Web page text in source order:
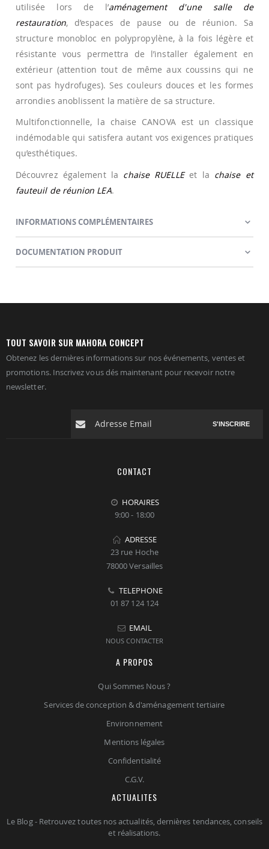
utilisée lors de l’aménagement d'une salle de
restauration, d’espaces de pause ou de réunion. Sa
structure monobloc en polypropylène, à la fois légère et
résistante vous permettra de l’installer également en
extérieur (attention tout de même aux coussins qui ne
sont pas hydrofuges). Ses couleurs douces et les formes
arrondies anoblissent la matière de sa structure.
Multifonctionnelle, la chaise CANOVA est un classique
indémodable qui satisfera autant vos exigences pratiques
qu’esthétiques.
Découvrez également la chaise RUELLEet la chaise et
fauteuil de réunion LEA.
INFORMATIONS COMPLÉMENTAIRES
DOCUMENTATION PRODUIT
TOUT SAVOIR SUR MAHORA CONCEPT
Obtenez les dernières informations sur nos événements, ventes et
promotions. Inscrivez vous dés maintenant pour recevoir notre
newsletter.
S'INSCRIRE
CONTACT
HORAIRES
9:00 - 18:00
ADRESSE
23 rue Hoche
78000 Versailles
TELEPHONE
01 87 124 124
EMAIL
NOUS CONTACTER
A PROPOS
Qui Sommes Nous ?
Services de conception & d'aménagement tertiaire
Environnement
Mentions légales
Confidentialité
C.G.V.
ACTUALITES
Le Blog - Retrouvez toutes nos actualités, dernières tendances, conseils
et réalisations.